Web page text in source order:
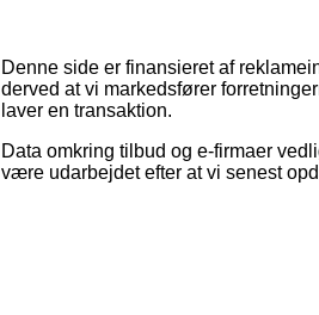
Denne side er finansieret af
derved at vi markedsfører
laver en transaktion.
Data omkring tilbud og e-firmaer
være udarbejdet efter at vi senest